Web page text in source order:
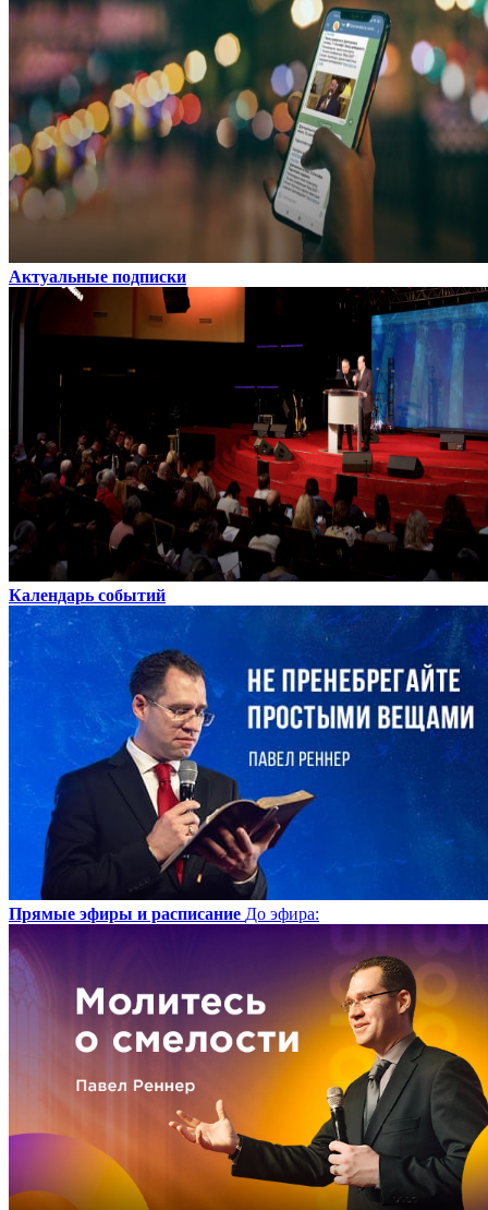
Актуальные подписки
Календарь событий
Прямые эфиры и расписание До эфира: